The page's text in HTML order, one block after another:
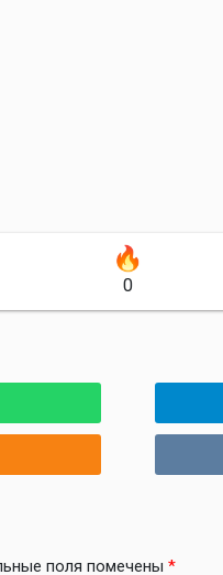
0
поля помечены *